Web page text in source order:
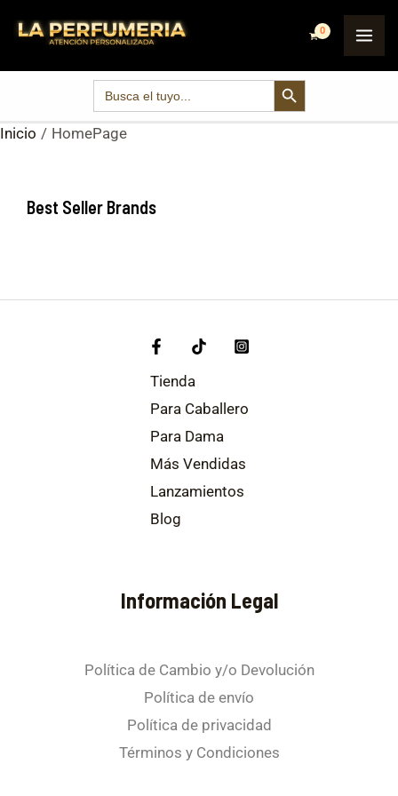
contenido
Search
for:
SEARCH BUTTON
Inicio HomePage
Best Seller Brands
Tienda
Para Caballero
Para Dama
Más Vendidas
Lanzamientos
Blog
Información Legal
Política de Cambio y/o Devolución
Política de envío
Política de privacidad
Términos y Condiciones